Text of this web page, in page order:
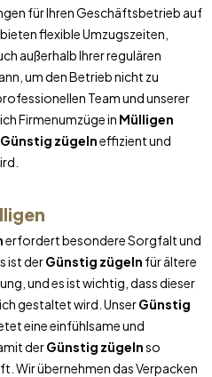
für Ihren Geschäftsbetrieb auf
flexible Umzugszeiten,
außerhalb Ihrer regulären
um den Betrieb nicht zu
Team und unserer
Firmenumzüge in Mülligen
Günstig zügelneffizient und
erfordert besondere Sorgfalt und
ist derGünstig zügeln für ältere
und es ist wichtig, dass dieser
gestaltet wird. UnserGünstig
eine einfühlsame und
derGünstig zügelnso
Wir übernehmen das Verpacken